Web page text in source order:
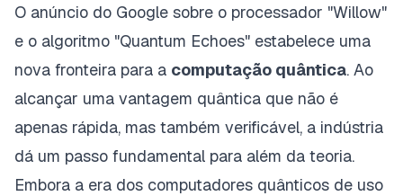
O anúncio do Google sobre o processador "Willow"
e o algoritmo "Quantum Echoes" estabelece uma
nova fronteira para a computação quântica. Ao
alcançar uma vantagem quântica que não é
apenas rápida, mas também verificável, a indústria
dá um passo fundamental para além da teoria.
Embora a era dos computadores quânticos de uso